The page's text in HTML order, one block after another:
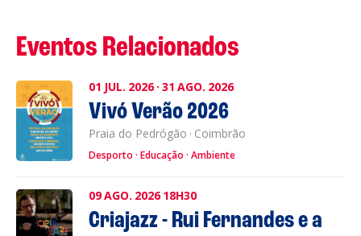
Eventos Relacionados
01 JUL. 2026 · 31 AGO. 2026
Vivó Verão 2026
Praia do Pedrógão · Coimbrão
Desporto Educação Ambiente
09AGO. 2026 18H30
Criajazz - Rui Fernandes e a